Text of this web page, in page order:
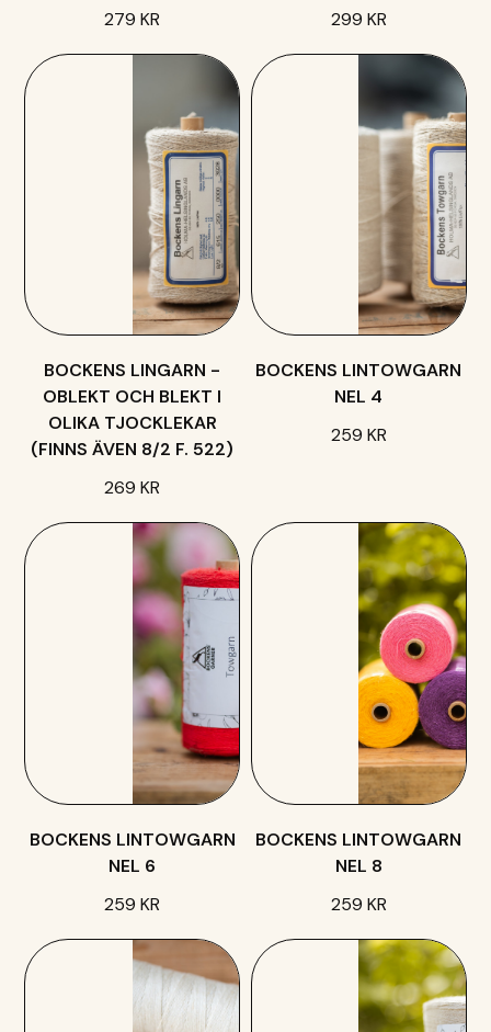
279 KR
299 KR
BOCKENS LINGARN -
OBLEKT OCH BLEKT I
OLIKA TJOCKLEKAR
(FINNS ÄVEN 8/2 F. 522)
269 KR
BOCKENS LINTOWGARN
NEL 4
259 KR
BOCKENS LINTOWGARN
NEL 6
259 KR
BOCKENS LINTOWGARN
NEL 8
259 KR